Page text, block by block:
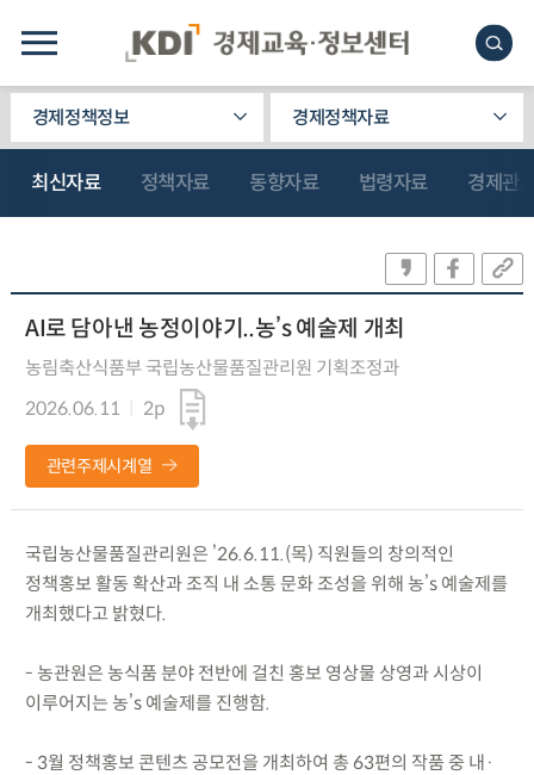
경제정책정보 경제정책자료
최신자료 정책자료 동향자료 법령자료 경제관
AI로 담아낸 농정이야기..농’s 예술제 개최
농림축산식품부 국립농산물품질관리원 기획조정과
2026.06.11
2p
관련주제시계열
국립농산물품질관리원은 ’26.6.11.(목) 직원들의 창의적인
정책홍보 활동 확산과 조직 내 소통 문화 조성을 위해 농’s 예술제를
개최했다고 밝혔다.
- 농관원은 농식품 분야 전반에 걸친 홍보 영상물 상영과 시상이
이루어지는 농’s 예술제를 진행함.
- 3월 정책홍보 콘텐츠 공모전을 개최하여 총 63편의 작품 중 내·